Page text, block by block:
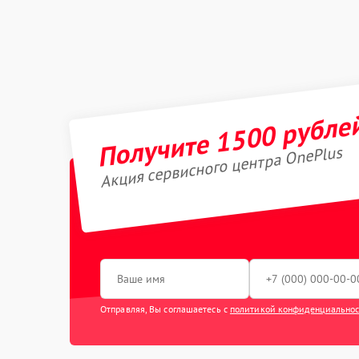
Получите 1500
Акция сервисного центра OnePlus
Отправляя, Вы соглашаетесь с политикой